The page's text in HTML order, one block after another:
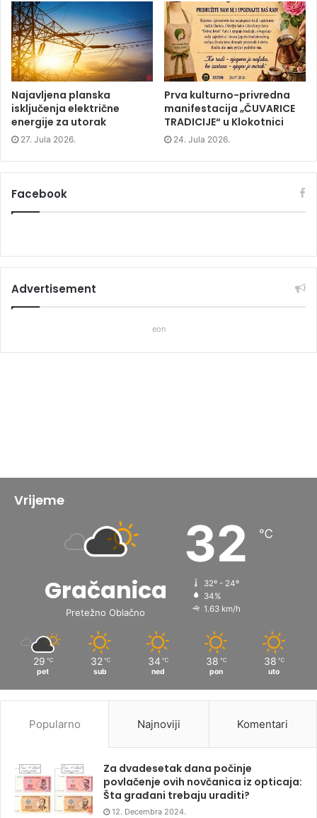
i
n
d
o
w
)
n
d
o
w
)
i
d
o
w
)
Najavljena planska
isključenja električne
energije za utorak
27. Jula 2026.
Prva kulturno-privredna
manifestacija „ČUVARICE
TRADICIJE“ u Klokotnici
24. Jula 2026.
Facebook
Advertisement
eon
Vrijeme
Gračanica
Pretežno Oblačno
32 ℃
32º - 24º
34%
1.63 km/h
29 ℃
pet
32 ℃
sub
34 ℃
ned
38 ℃
pon
38 ℃
uto
Popularno Najnoviji Komentari
Za dvadesetak dana počinje
povlačenje ovih novčanica iz opticaja:
Šta građani trebaju uraditi?
12. Decembra 2024.